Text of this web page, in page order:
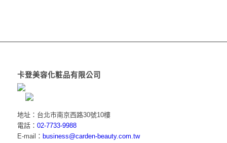
卡登美容化粧品有限公司
地址：台北市南京西路30號10樓
電話： 02-7733-9988
E-mail： business@carden-beauty.com.tw